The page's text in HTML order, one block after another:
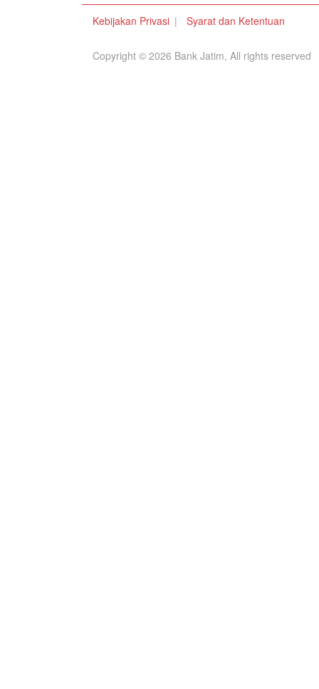
Kebijakan Privasi Syarat dan Ketentuan
Copyright © 2026 Bank Jatim, All rights reserved